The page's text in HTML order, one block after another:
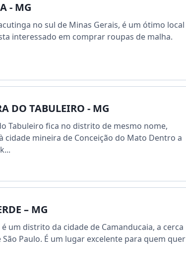
- MG
no sul de Minas Gerais, é um ótimo local
interessado em comprar roupas de malha.
DO TABULEIRO - MG
Tabuleiro fica no distrito de mesmo nome,
cidade mineira de Conceição do Mato Dentro a
– MG
um distrito da cidade de Camanducaia, a cerca
São Paulo. É um lugar excelente para quem quer